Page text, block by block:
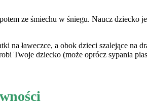
ze śmiechu w śniegu. Naucz
na ławeczce, a obok dzieci szalejące
Twoje dziecko (może oprócz sypania